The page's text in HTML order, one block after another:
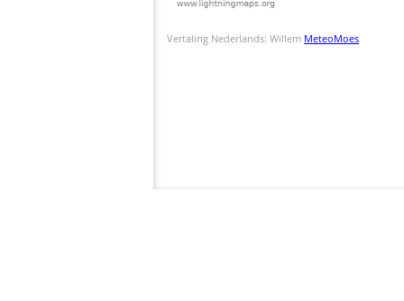
Vertaling Nederlands: Willem MeteoMoes